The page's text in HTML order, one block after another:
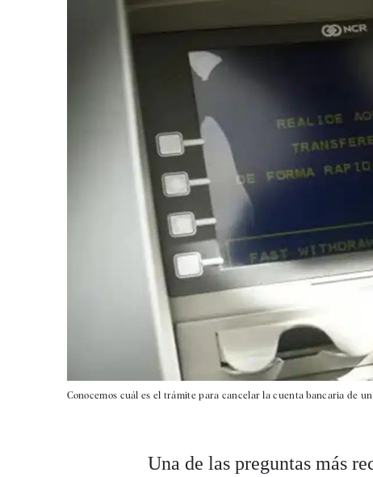
Conocemos cuál es el trámite para cancelar la cuenta bancaria de
Una de las preguntas más